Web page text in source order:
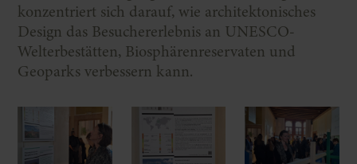
konzentriert sich darauf, wie architektonisches
Design das Besuchererlebnis an UNESCO-
Welterbestätten, Biosphärenreservaten und
Geoparks verbessern kann.